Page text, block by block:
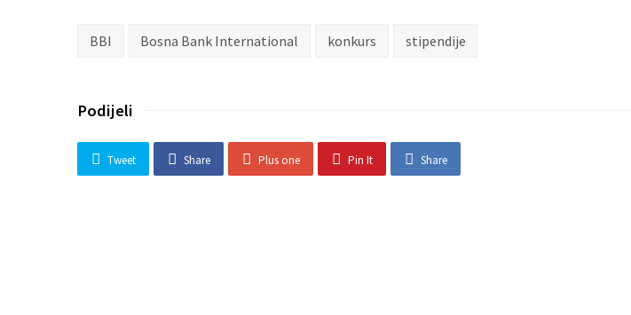
BBI Bosna Bank International konkurs stipendije
Podijeli
Tweet Share Plus one Pin It Share